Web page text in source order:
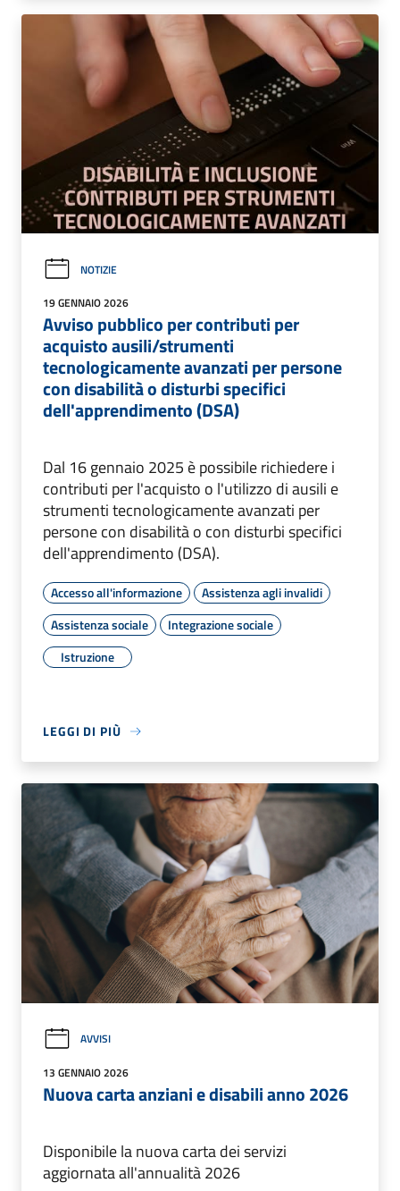
NOTIZIE
19 GENNAIO 2026
Avviso pubblico per contributi per
acquisto ausili/strumenti
tecnologicamente avanzati per persone
con disabilità o disturbi specifici
dell'apprendimento (DSA)
Dal 16 gennaio 2025 è possibile richiedere i
contributi per l'acquisto o l'utilizzo di ausili e
strumenti tecnologicamente avanzati per
persone con disabilità o con disturbi specifici
dell'apprendimento (DSA).
Accesso all'informazione
Assistenza agli invalidi
Assistenza sociale
Integrazione sociale
Istruzione
LEGGI DI PIÙ
AVVISI
13 GENNAIO 2026
Nuova carta anziani e disabili anno 2026
Disponibile la nuova carta dei servizi
aggiornata all'annualità 2026